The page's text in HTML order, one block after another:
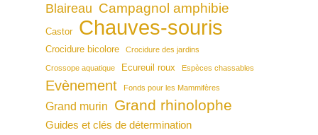
Blaireau Campagnol amphibie
Castor Chauves-souris
Crocidure bicolore Crocidure des jardins
Crossope aquatique Ecureuil roux Espèces chassables
Evènement Fonds pour les Mammifères
Grand murin Grand rhinolophe
Guides et clés de détermination